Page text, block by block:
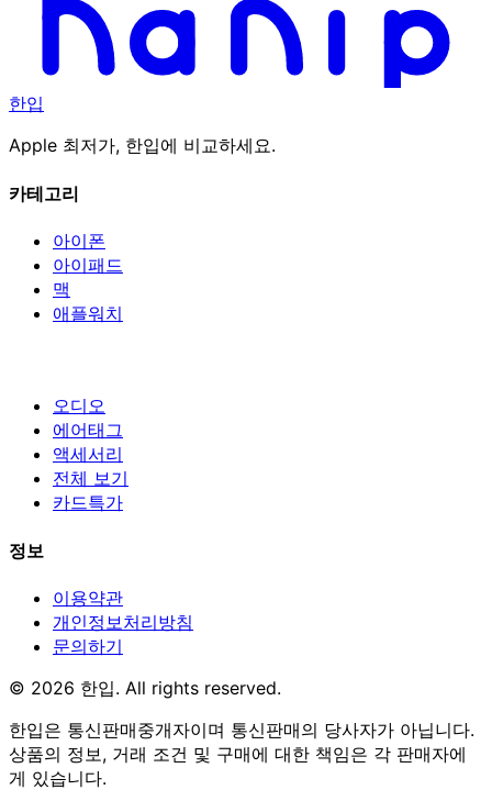
한입
Apple 최저가, 한입에 비교하세요.
카테고리
아이폰
아이패드
맥
애플워치
오디오
에어태그
액세서리
전체 보기
카드특가
정보
이용약관
개인정보처리방침
문의하기
© 2026 한입. All rights reserved.
한입은 통신판매중개자이며 통신판매의 당사자가 아닙니다.
상품의 정보, 거래 조건 및 구매에 대한 책임은 각 판매자에
게 있습니다.